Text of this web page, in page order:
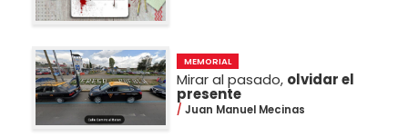
MEMORIAL
Mirar al pasado, olvidar el
presente
Juan Manuel Mecinas